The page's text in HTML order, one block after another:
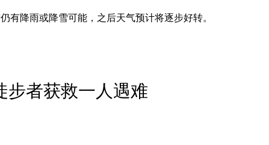
有降雨或降雪可能，之后天气预计将逐步好转。
步者获救一人遇难